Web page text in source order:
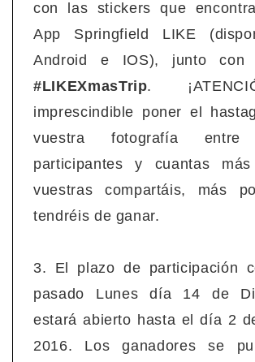
con las stickers que
App Springfield LIKE
Android e IOS), junto con
#LIKEXmasTrip.
imprescindible poner el
vuestra fotografía
participantes y cuantas más
vuestras compartáis, más
tendréis de ganar.
3. El plazo de participación
pasado Lunes día 14 de
estará abierto hasta el día 2
2016. Los ganadores se